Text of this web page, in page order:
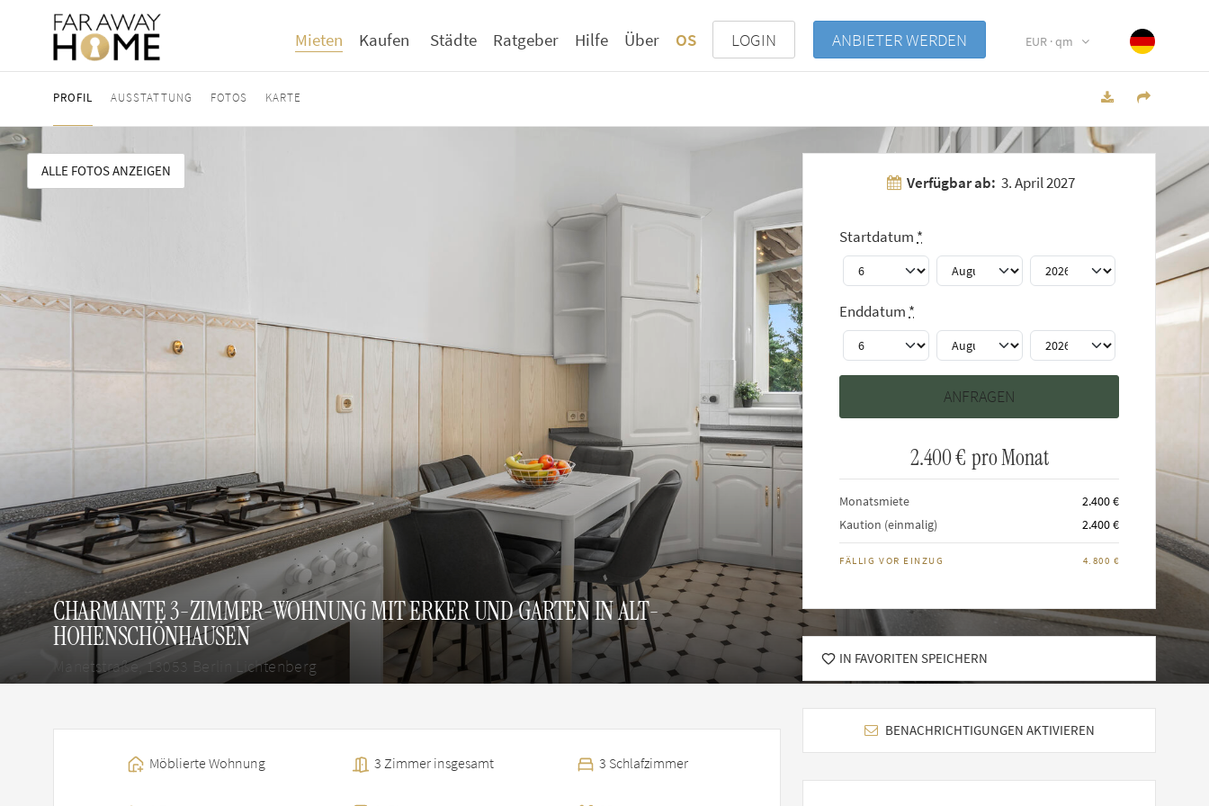
Mieten Kaufen Städte Ratgeber Hilfe Über OS LOGIN ANBIETER WERDEN EUR · qm
PROFIL AUSSTATTUNG FOTOS KARTE
ALLE FOTOS ANZEIGEN
CHARMANTE 3-ZIMMER-WOHNUNG MIT ERKER UND GARTEN IN ALT-
HOHENSCHÖNHAUSEN
Manetstraße, 13053 Berlin Lichtenberg
Möblierte Wohnung 3 Zimmer insgesamt 3 Schlafzimmer
Verfügbar ab: 3. April 2027
Startdatum *
Enddatum *
2.400 € pro Monat
Monatsmiete
2.400 €
Kaution (einmalig)
2.400 €
FÄLLIG VOR EINZUG 4.800 €
IN FAVORITEN SPEICHERN
BENACHRICHTIGUNGEN AKTIVIEREN